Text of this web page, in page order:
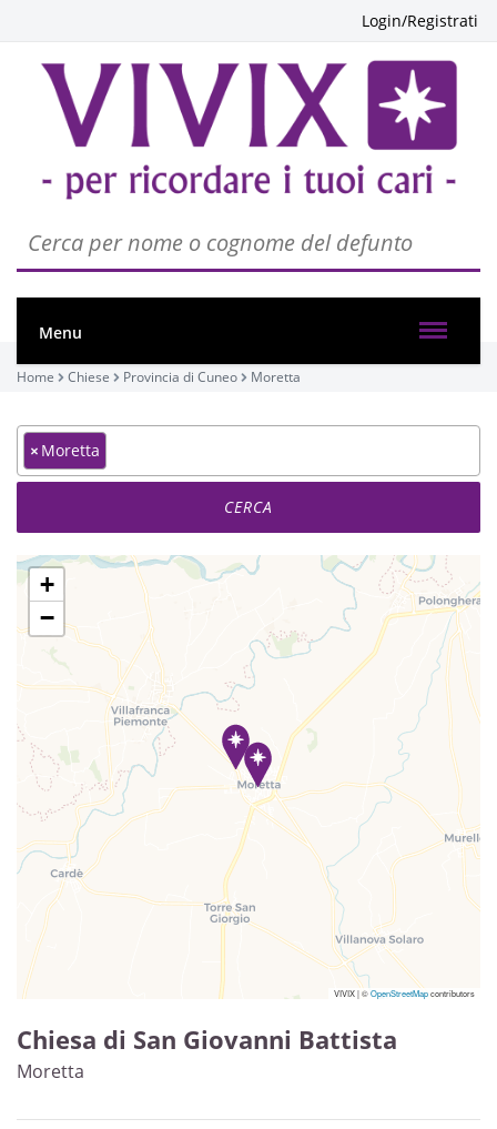
Login/Registrati
Menu
Home Chiese Provincia di Cuneo Moretta
× Moretta
+
−
VIVIX|©OpenStreetMapcontributors
Chiesa di San Giovanni Battista
Moretta